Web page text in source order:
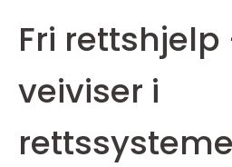
Fri rettshjelp
veiviser i